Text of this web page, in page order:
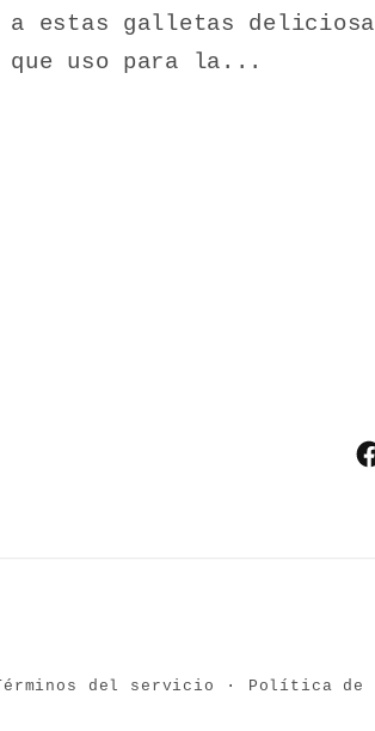
a estas galletas
que uso para la...
del servicio Política de